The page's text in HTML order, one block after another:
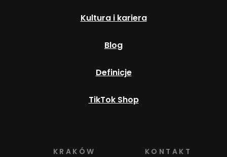
Kultura i kariera
Blog
Definicje
TikTok Shop
KRAKÓW KONTAKT